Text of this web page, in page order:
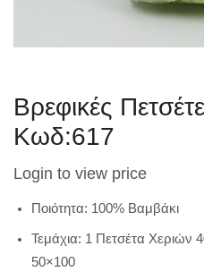
Βρεφικές
Κωδ:617
Login to view price
Ποιότητα: 100% Βαμβάκι
Τεμάχια: 1 Πετσέτα Χεριών
50×100